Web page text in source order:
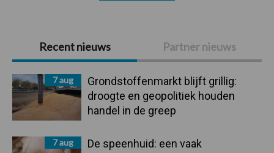
Primaire
Sidebar
Recent nieuws Partner nieuws
7 aug
Grondstoffenmarkt blijft grillig:
droogte en geopolitiek houden
handel in de greep
7 aug
De speenhuid: een vaak